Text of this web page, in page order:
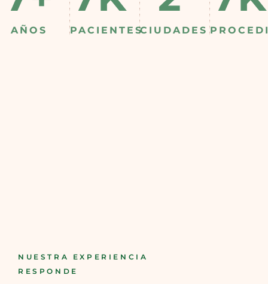
AÑOS PACIENTESCIUDADES
NUESTRA EXPERIENCIA
RESPONDE